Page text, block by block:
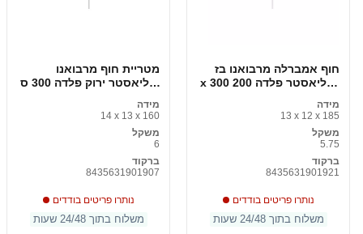
מטריית חוף מרבואנו
פוליאסטר ירוק פלדה 300 ס
מידה
14 x 13 x 160
משקל
6
ברקוד
8435631901907
נותרו פריטים בודדים
משלוח בתוך 24/48 שעות
חוף אמברלה מרבואנו בז
'פוליאסטר פלדה 200 x 300
מידה
13 x 12 x 185
משקל
5.75
ברקוד
8435631901921
נותרו פריטים בודדים
משלוח בתוך 24/48 שעות